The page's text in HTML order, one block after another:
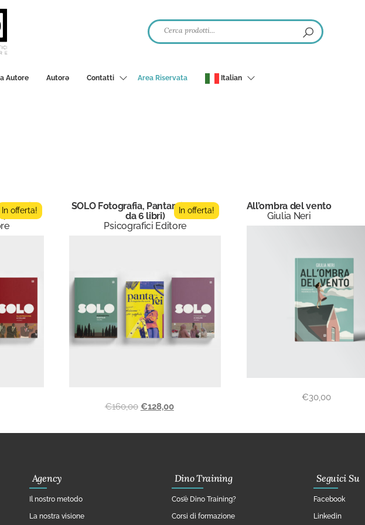
Autore Autorә Contatti Area Riservata Italian
Rei
In offerta!
SOLO Fotografia, Pantarei (Bundle
da 6 libri)
Psicografici Editore
In offerta!
€160,00 €128,00
All’ombra del vento
Giulia Neri
€30,00
Agency
Il nostro metodo
La nostra visione
Dino Training
Cos’è Dino Training?
Corsi di formazione
Seguici Su
Facebook
Linkedin